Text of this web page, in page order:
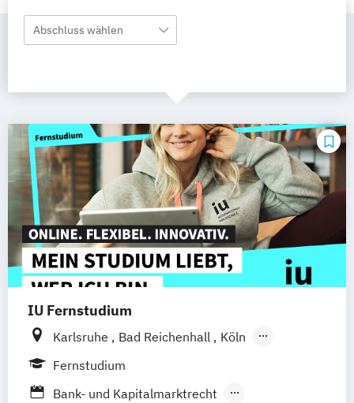
Abschluss wählen
IU Fernstudium
Karlsruhe Bad Reichenhall
Köln
Rostock
Fernstudium
Bank- und Kapitalmarktrecht